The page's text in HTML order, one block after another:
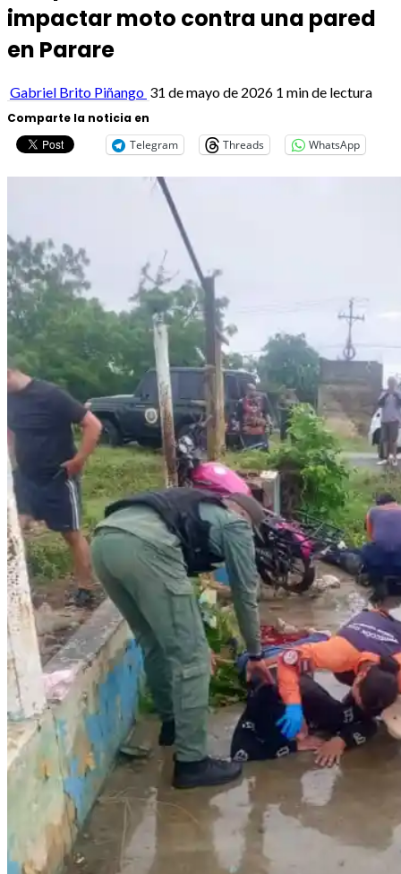
impactar moto contra una pared
en Parare
Gabriel Brito Piñango 31 de mayo de 2026 1 min de lectura
Comparte la noticia en
Telegram
Threads WhatsApp